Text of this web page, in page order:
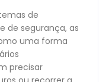
de
de segurança, as
uma forma
precisar